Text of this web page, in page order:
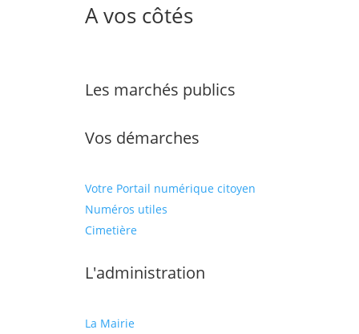
A vos côtés
Les marchés publics
Vos démarches
Votre Portail numérique citoyen
Numéros utiles
Cimetière
L'administration
La Mairie